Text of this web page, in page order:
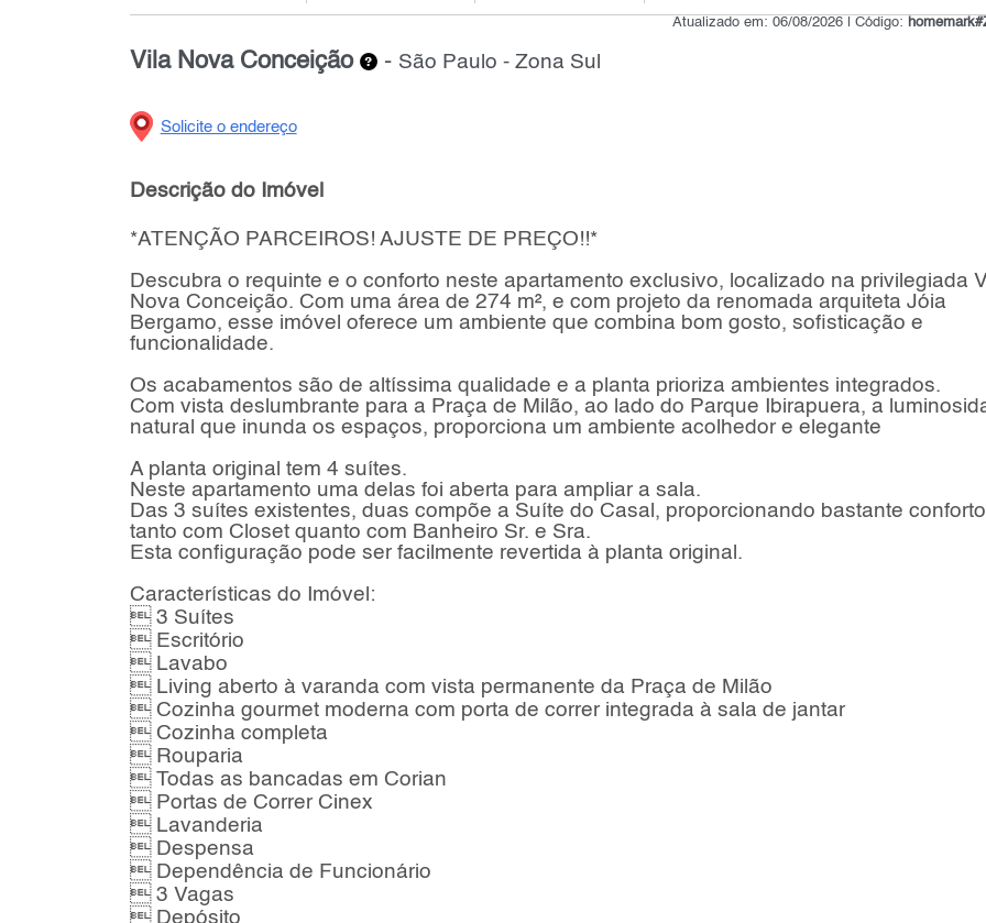
Atualizado em: 06/08/2026 | Código:
Vila Nova Conceição - São Paulo - Zona Sul
Solicite o endereço
Descrição do Imóvel
*ATENÇÃO PARCEIROS! AJUSTE DE PREÇO!!*
Descubra o requinte e o conforto neste apartamento exclusivo, localizado na privilegiada
Nova Conceição. Com uma área de 274 m², e com projeto da renomada arquiteta Jóia
Bergamo, esse imóvel oferece um ambiente que combina bom gosto, sofisticação e
funcionalidade.
Os acabamentos são de altíssima qualidade e a planta prioriza ambientes integrados.
Com vista deslumbrante para a Praça de Milão, ao lado do Parque Ibirapuera, a
natural que inunda os espaços, proporciona um ambiente acolhedor e elegante
A planta original tem 4 suítes.
Neste apartamento uma delas foi aberta para ampliar a sala.
Das 3 suítes existentes, duas compõe a Suíte do Casal, proporcionando bastante
tanto com Closet quanto com Banheiro Sr. e Sra.
Esta configuração pode ser facilmente revertida à planta original.
Características do Imóvel:
 3 Suítes
 Escritório
 Lavabo
 Living aberto à varanda com vista permanente da Praça de Milão
 Cozinha gourmet moderna com porta de correr integrada à sala de jantar
 Cozinha completa
 Rouparia
 Todas as bancadas em Corian
 Portas de Correr Cinex
 Lavanderia
 Despensa
 Dependência de Funcionário
 3 Vagas
 Depósito